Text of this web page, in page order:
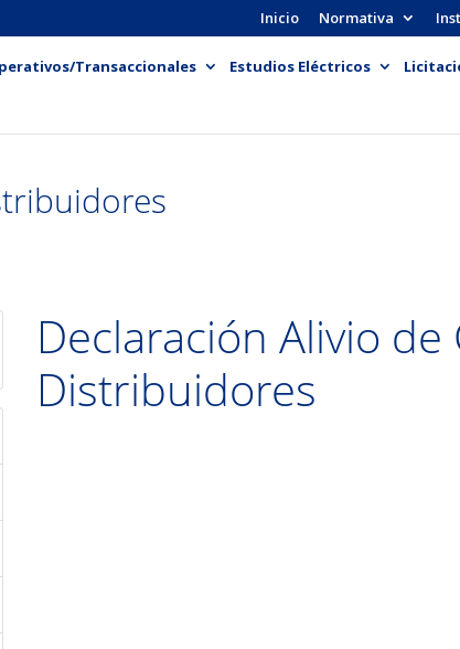
Inicio Normativa
Transaccionales Estudios Eléctricos
Declaración Alivio de
Distribuidores